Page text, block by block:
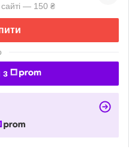
— 150 ₴
з